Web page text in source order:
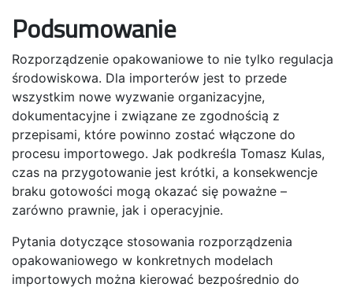
Podsumowanie
Rozporządzenie opakowaniowe to nie tylko regulacja
środowiskowa. Dla importerów jest to przede
wszystkim nowe wyzwanie organizacyjne,
dokumentacyjne i związane ze zgodnością z
przepisami, które powinno zostać włączone do
procesu importowego. Jak podkreśla Tomasz Kulas,
czas na przygotowanie jest krótki, a konsekwencje
braku gotowości mogą okazać się poważne –
zarówno prawnie, jak i operacyjnie.
Pytania dotyczące stosowania rozporządzenia
opakowaniowego w konkretnych modelach
importowych można kierować bezpośrednio do